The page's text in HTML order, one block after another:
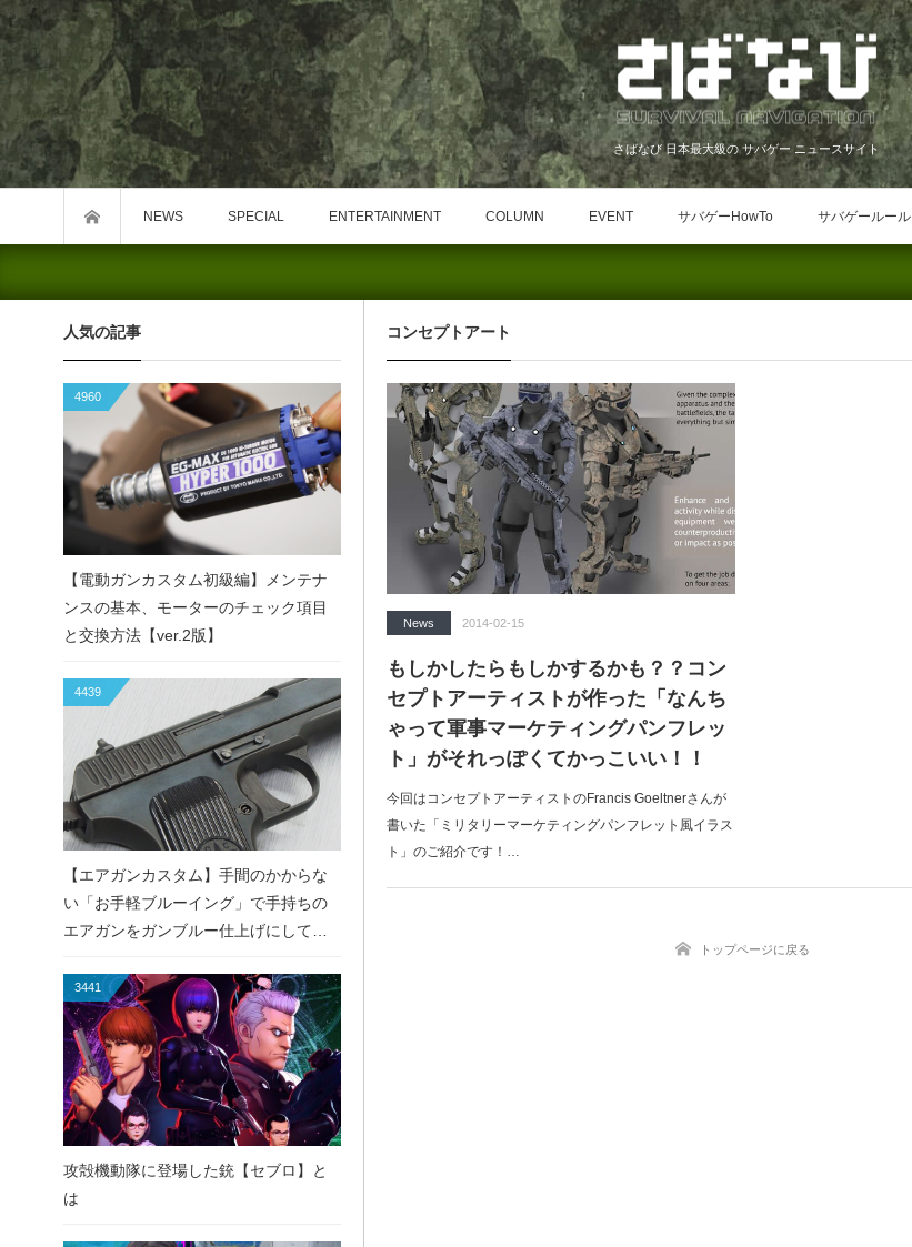
さばなび 日本最大級の サバゲー ニュースサイト
NEWS SPECIAL ENTERTAINMENT COLUMN EVENT サバゲーHowTo サバゲールール
コンセプトアート
News 2014-02-15
もしかしたらもしかするかも？？コン
セプトアーティストが作った「なんち
ゃって軍事マーケティングパンフレッ
ト」がそれっぽくてかっこいい！！
今回はコンセプトアーティストのFrancis Goeltnerさんが
書いた「ミリタリーマーケティングパンフレット風イラス
ト」のご紹介です！…
トップページに戻る
人気の記事
4960
【電動ガンカスタム初級編】メンテナ
ンスの基本、モーターのチェック項目
と交換方法【ver.2版】
4439
【エアガンカスタム】手間のかからな
い「お手軽ブルーイング」で手持ちの
エアガンをガンブルー仕上げにしてみ
3441
攻殻機動隊に登場した銃【セブロ】と
は